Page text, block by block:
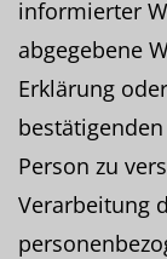
informierter
abgegebene
Erklärung
Person zu
Verarbeitung